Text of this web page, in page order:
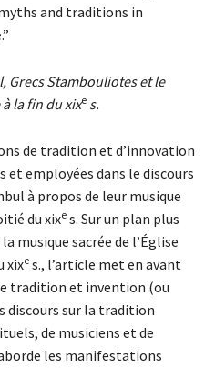
and traditions in
Grecs Stambouliotes et le
la fin du xixe s.
de tradition et d’innovation
employées dans le discours
à propos de leur musique
du xixe s. Sur un plan plus
musique sacrée de l’Église
xixe s., l’article met en avant
tradition et invention (ou
discours sur la tradition
de musiciens et de
les manifestations